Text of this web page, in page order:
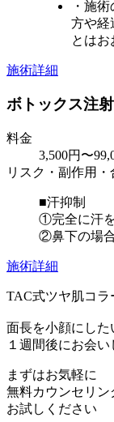
・施
方や経
とはお
施術詳細
ボトックス注
料金
3,500円〜
リスク・副作用
■汗抑制
①完全に汗
②鼻下の場
施術詳細
TAC式ツヤ肌コラ
面長を小顔にした
１週間後にお会
まずはお気軽に
無料カウンセリン
お試しください